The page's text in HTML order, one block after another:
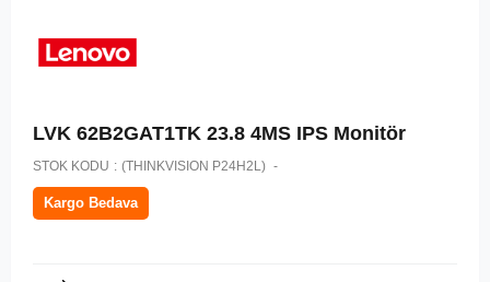
LVK 62B2GAT1TK 23.8 4MS IPS Monitör
STOK KODU (THINKVISION P24H2L)
Kargo Bedava